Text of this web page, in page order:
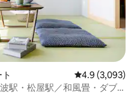
レビュー3,093
4.9 (3,093)
駅・松屋駅／和風畳・ダブ